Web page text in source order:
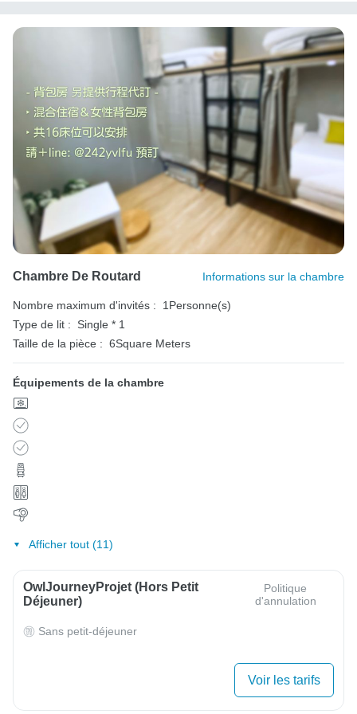
Chambre De Routard Informations sur la chambre
Nombre maximum d'invités :
1Personne(s)
Type de lit :
Single * 1
Taille de la pièce : 6Square Meters
Équipements de la chambre
Afficher tout (11)
OwlJourneyProjet (Hors Petit
Déjeuner)
Politique
d'annulation
Sans petit-déjeuner
Voir les tarifs